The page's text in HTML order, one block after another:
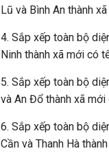
Lũ và Bình An thành
4. Sắp xếp toàn bộ
Ninh thành xã mới có
5. Sắp xếp toàn bộ
và An Đổ thành xã
6. Sắp xếp toàn bộ
Cần và Thanh Hà